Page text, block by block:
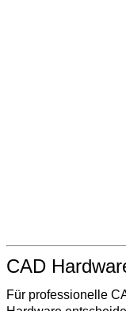
CAD
Für professionelle